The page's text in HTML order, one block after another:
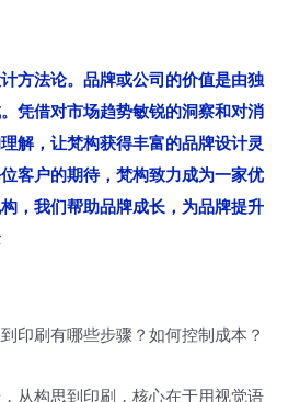
方法论。品牌或公司的价值是由独
凭借对市场趋势敏锐的洞察和对消
解，让梵构获得丰富的品牌设计灵
客户的期待，梵构致力成为一家优
，我们帮助品牌成长，为品牌提升
印刷有哪些步骤？如何控制成本？
从构思到印刷，核心在于用视觉语